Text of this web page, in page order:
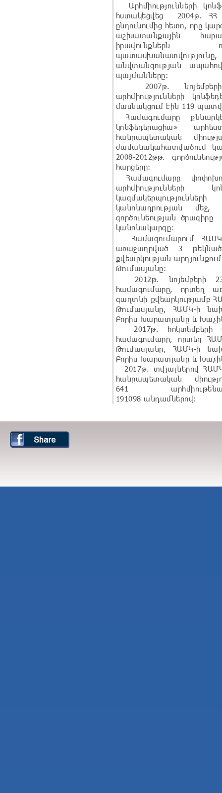
Արհմիությունների
հստակեցվեց 2004թ.
ընդունումից հետո, որը
աշխատանքային
իրավունքներն
անվտանգության
պայմանները:
2007թ.
արհմիությունների
մասնակցում էին 119
Համագումարը
կոնֆեդերացիա»
հանրապետական
ժամանակահատվածում
2008-2012թթ.
հարցերը:
Համագումարը
արհմիությունների
կանոնադրության
գործունեության
կանոնակարգը:
Համագումարում
առաջադրված 3
քվեարկության
Թումասյանը:
2012թ. նոյեմբերի
համագումարը, որտեղ
գաղտնի քվեարկությամբ
Թումասյանը, ՀԱՄԿ-ի
Բորիս Խարատյանը և
2017թ. հոկտեմբերի
համագումարը, որտեղ
Թումասյանը, ՀԱՄԿ-ի
Բորիս Խարատյանը և
2017թ. տվյալներով
հանրապետական
641
191098 անդամներով: